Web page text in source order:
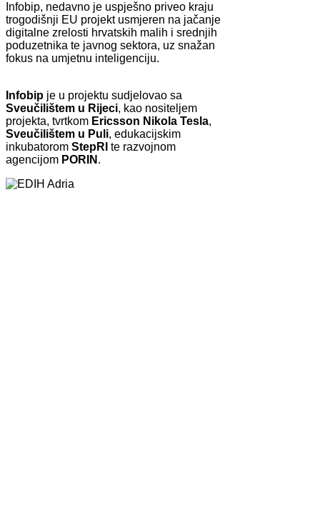
Infobip, nedavno je uspješno priveo kraju
trogodišnji EU projekt usmjeren na jačanje
digitalne zrelosti hrvatskih malih i srednjih
poduzetnika te javnog sektora, uz snažan
fokus na umjetnu inteligenciju.
Infobip je u projektu sudjelovao sa
Sveučilištem u Rijeci, kao nositeljem
projekta, tvrtkom Ericsson Nikola Tesla,
Sveučilištem u Puli, edukacijskim
inkubatorom StepRI te razvojnom
agencijom PORIN .